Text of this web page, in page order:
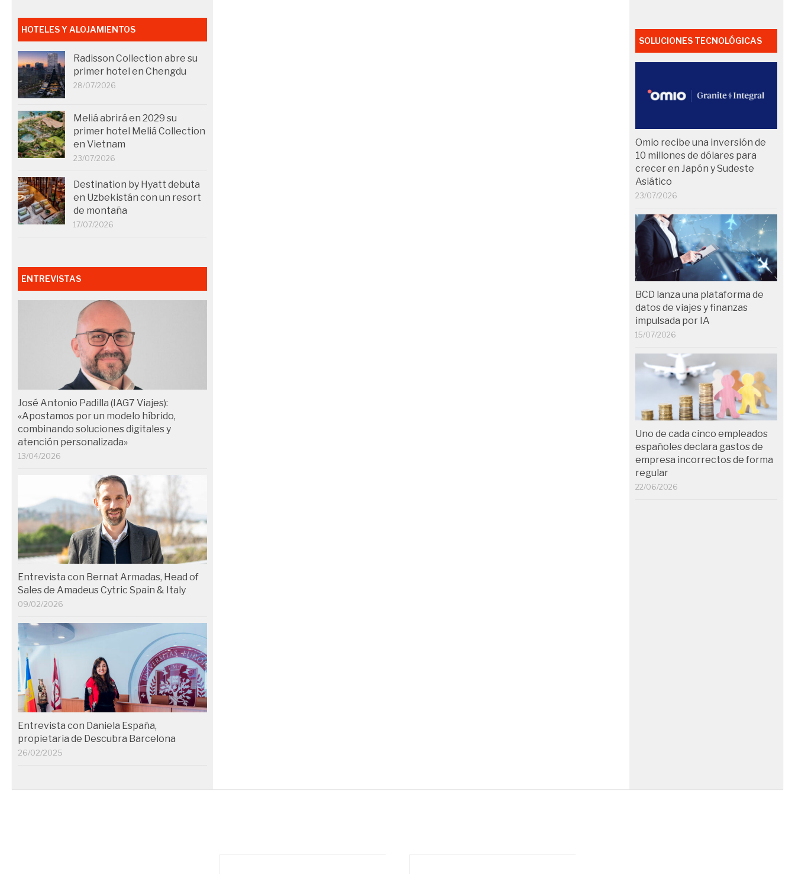
HOTELES Y ALOJAMIENTOS
Radisson Collection abre su
primer hotel en Chengdu
28/07/2026
Meliá abrirá en 2029 su
primer hotel Meliá Collection
en Vietnam
23/07/2026
Destination by Hyatt debuta
en Uzbekistán con un resort
de montaña
17/07/2026
ENTREVISTAS
José Antonio Padilla (IAG7 Viajes):
«Apostamos por un modelo híbrido,
combinando soluciones digitales y
atención personalizada»
13/04/2026
Entrevista con Bernat Armadas, Head of
Sales de Amadeus Cytric Spain & Italy
09/02/2026
Entrevista con Daniela España,
propietaria de Descubra Barcelona
26/02/2025
SOLUCIONES TECNOLÓGICAS
Omio recibe una inversión de
10 millones de dólares para
crecer en Japón y Sudeste
Asiático
23/07/2026
BCD lanza una plataforma de
datos de viajes y finanzas
impulsada por IA
15/07/2026
Uno de cada cinco empleados
españoles declara gastos de
empresa incorrectos de forma
regular
22/06/2026